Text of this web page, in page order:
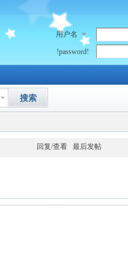
用户名
!password!
搜索
回复/查看 最后发帖